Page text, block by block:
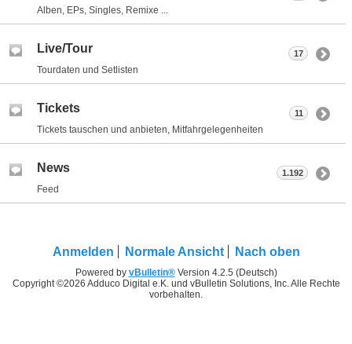
Alben, EPs, Singles, Remixe ...
Live/Tour
Tourdaten und Setlisten
17
Tickets
Tickets tauschen und anbieten, Mitfahrgelegenheiten
11
News
Feed
1.192
Anmelden Normale Ansicht Nach oben
Powered by vBulletin®Version 4.2.5 (Deutsch)
Copyright ©2026 Adduco Digital e.K. und vBulletin Solutions, Inc. Alle Rechte
vorbehalten.